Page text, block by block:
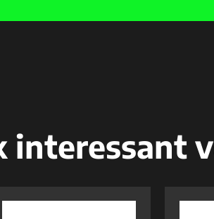
interessant